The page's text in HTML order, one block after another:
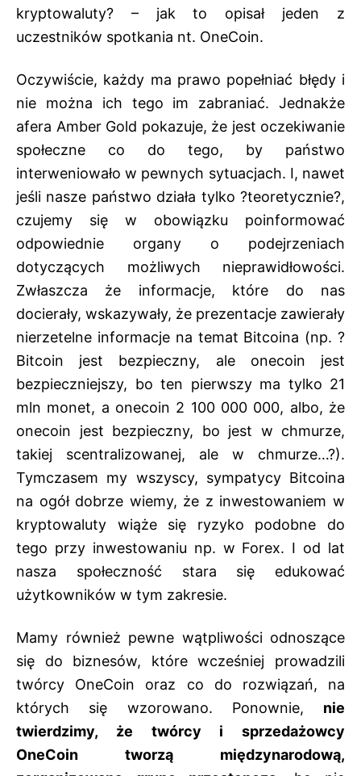
kryptowaluty? – jak to opisał jeden z
uczestników spotkania nt. OneCoin.
Oczywiście, każdy ma prawo popełniać błędy i
nie można ich tego im zabraniać. Jednakże
afera Amber Gold pokazuje, że jest oczekiwanie
społeczne co do tego, by państwo
interweniowało w pewnych sytuacjach. I, nawet
jeśli nasze państwo działa tylko ?teoretycznie?,
czujemy się w obowiązku poinformować
odpowiednie organy o podejrzeniach
dotyczących możliwych nieprawidłowości.
Zwłaszcza że informacje, które do nas
docierały, wskazywały, że prezentacje zawierały
nierzetelne informacje na temat Bitcoina (np. ?
Bitcoin jest bezpieczny, ale onecoin jest
bezpieczniejszy, bo ten pierwszy ma tylko 21
mln monet, a onecoin 2 100 000 000, albo, że
onecoin jest bezpieczny, bo jest w chmurze,
takiej scentralizowanej, ale w chmurze…?).
Tymczasem my wszyscy, sympatycy Bitcoina
na ogół dobrze wiemy, że z inwestowaniem w
kryptowaluty wiąże się ryzyko podobne do
tego przy inwestowaniu np. w Forex. I od lat
nasza społeczność stara się edukować
użytkowników w tym zakresie.
Mamy również pewne wątpliwości odnoszące
się do biznesów, które wcześniej prowadzili
twórcy OneCoin oraz co do rozwiązań, na
których się wzorowano. Ponownie, nie
twierdzimy, że twórcy i sprzedażowcy
OneCoin tworzą międzynarodową,